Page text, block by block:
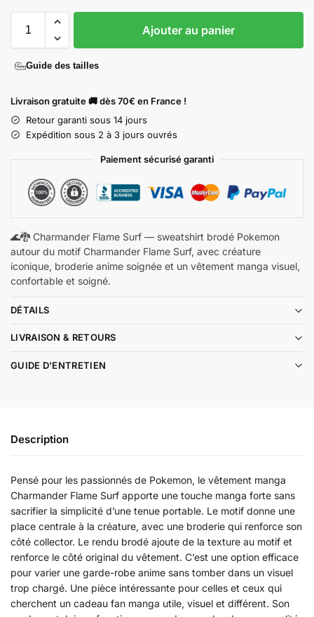
Ajouter au panier
Guide des tailles
Livraison gratuite 🚚 dès 70€ en France !
Retour garanti sous 14 jours
Expédition sous 2 à 3 jours ouvrés
Paiement sécurisé garanti
🌊🐉 Charmander Flame Surf — sweatshirt brodé Pokemon
autour du motif Charmander Flame Surf, avec créature
iconique, broderie anime soignée et un vêtement manga visuel,
confortable et soigné.
DÉTAILS
LIVRAISON & RETOURS
GUIDE D'ENTRETIEN
Description
Pensé pour les passionnés de Pokemon, le vêtement manga
Charmander Flame Surf apporte une touche manga forte sans
sacrifier la simplicité d’une tenue portable. Le motif donne une
place centrale à la créature, avec une broderie qui renforce son
côté collector. Le rendu brodé ajoute de la texture au motif et
renforce le côté original du vêtement. C’est une option efficace
pour varier une garde-robe anime sans tomber dans un visuel
trop chargé. Une pièce intéressante pour celles et ceux qui
cherchent un cadeau fan manga utile, visuel et différent. Son